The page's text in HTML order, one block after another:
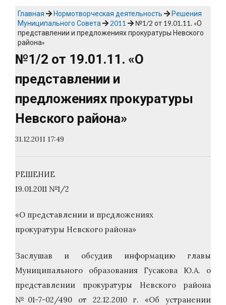
Главная Нормотворческая деятельность
Решения
Муниципального Совета
2011
№1/2 от 19.01.11. «О
представлении и предложениях прокуратуры Невского
района»
№1/2 от 19.01.11. «О
представлении и
предложениях прокуратуры
Невского района»
31.12.2011 17:49
РЕШЕНИЕ
19.01.2011 №1/2
«О представлении и предложениях
прокуратуры Невского района»
Заслушав и обсудив информацию главы
Муниципального образования Гусакова Ю.А. о
представлении прокуратуры Невского района
№01-7-02/490 от 22.12.2010 г. «Об устранении